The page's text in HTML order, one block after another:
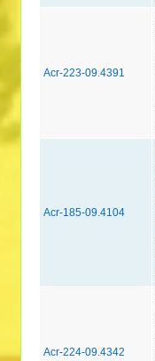
Acr-223-09.4391
Acr-185-09.4104
Acr-224-09.4342